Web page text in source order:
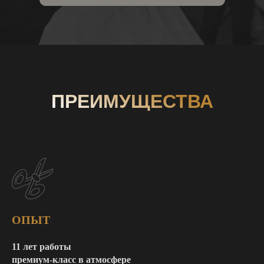
ПРЕИМУЩЕСТВА
ОПЫТ
11 лет работы
премиум-класс в атмосфере